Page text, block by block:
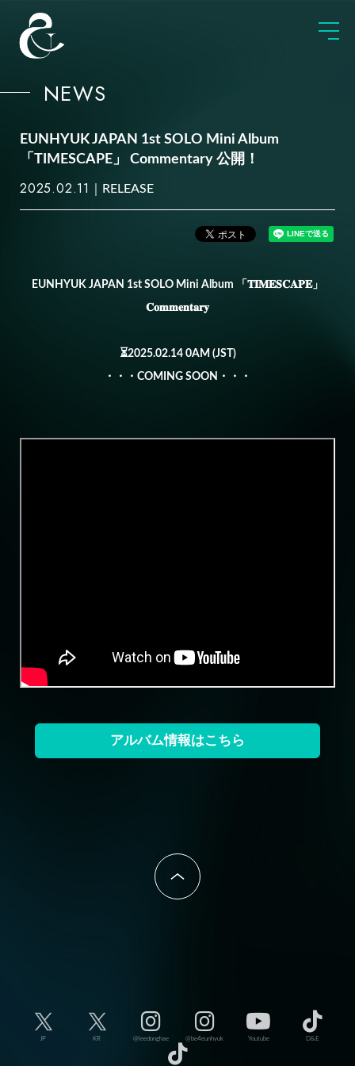
NEWS
EUNHYUK JAPAN 1st SOLO Mini Album
「TIMESCAPE」 Commentary 公開！
2025.02.11 RELEASE
EUNHYUK JAPAN 1st SOLO Mini Album 「𝐓𝐈𝐌𝐄𝐒𝐂𝐀𝐏𝐄」
𝐂𝐨𝐦𝐦𝐞𝐧𝐭𝐚𝐫𝐲
⏳2025.02.14 0AM (JST)
・・・COMING SOON・・・
アルバム情報はこちら
JP KR @leedonghae @be4eunhyuk Youtube D&E